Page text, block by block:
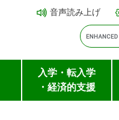
音声読み上げ
入学・転入学
・経済的支援